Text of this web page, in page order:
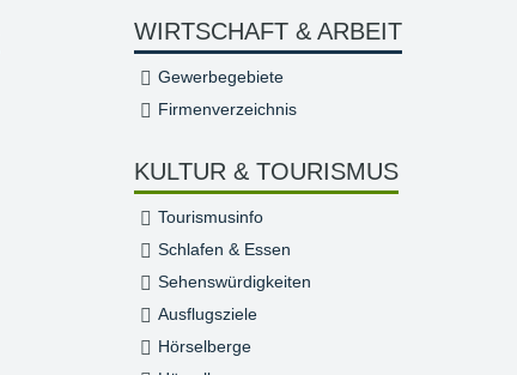
WIRTSCHAFT & ARBEIT
Gewerbegebiete
Firmenverzeichnis
KULTUR & TOURISMUS
Tourismusinfo
Schlafen & Essen
Sehenswürdigkeiten
Ausflugsziele
Hörselberge